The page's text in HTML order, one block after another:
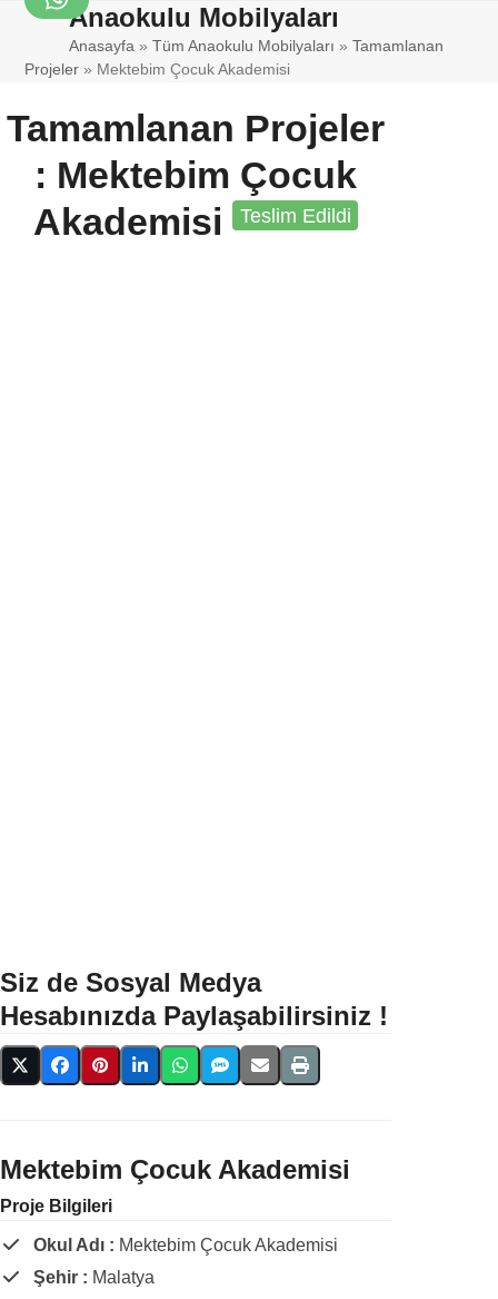
Skip
content
WhatsApp
Open
mobile
Close
mobile
Anaokulu Mobilyaları
Anasayfa »Tüm Anaokulu Mobilyaları »Tamamlanan
Projeler » Mektebim Çocuk Akademisi
Tamamlanan Projeler
: Mektebim Çocuk
Akademisi
Teslim Edildi
Siz de Sosyal Medya
Hesabınızda Paylaşabilirsiniz !
Mektebim Çocuk Akademisi
Proje Bilgileri
Okul Adı : Mektebim Çocuk Akademisi
Şehir : Malatya